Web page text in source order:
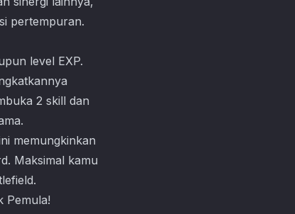
pertempuran.
level EXP.
2 skill dan
memungkinkan
Maksimal kamu